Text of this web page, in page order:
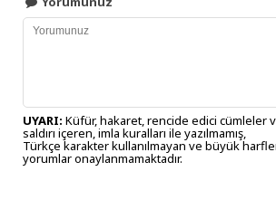
UYARI: Küfür, hakaret, rencide edici cümleler
saldırı içeren, imla kuralları ile yazılmamış,
Türkçe karakter kullanılmayan ve büyük
yorumlar onaylanmamaktadır.